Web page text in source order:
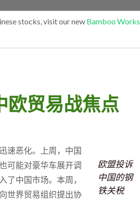
stocks, visit our new Bamboo Works
欧贸易战焦点
欧盟投诉
中国的钢
铁关税
速恶化。上周，中国
可能对豪华车展开调
了中国市场。本周，
世界贸易组织提出协